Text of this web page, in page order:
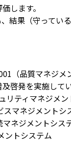
します。
結果（守って
（品質マネジ
啓発を実施してい
ティマネジメン
マネジメントシ
ネジメントシス
トシステム